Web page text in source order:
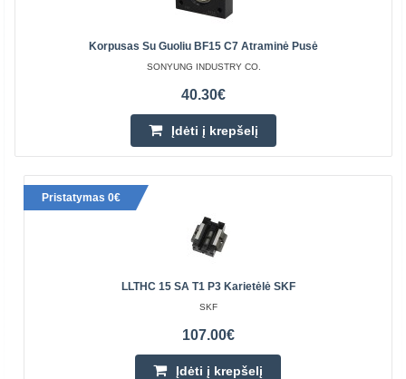
Korpusas Su Guoliu BF15 C7 Atraminė Pusė
SONYUNG INDUSTRY CO.
40.30€
Įdėti į krepšelį
Pristatymas 0€
LLTHC 15 SA T1 P3 Karietėlė SKF
SKF
107.00€
Įdėti į krepšelį